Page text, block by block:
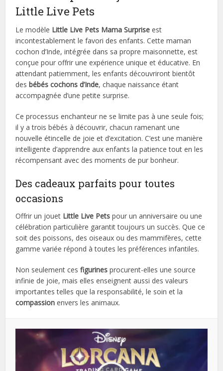
Little Live Pets
Le modèle Little Live Pets Mama Surprise est
incontestablement le favori des enfants. Cette maman
cochon d’Inde, intégrée dans sa propre maisonnette, est
conçue pour offrir une expérience unique et éducative. En
attendant patiemment, les enfants découvriront bientôt
des bébés cochons d’Inde, chaque naissance étant
accompagnée d’une petite surprise.
Ce processus enchanteur ne se limite pas à une seule fois;
il y a trois bébés à découvrir, chacun ramenant une
nouvelle étincelle de joie et d’excitation. C’est une manière
intelligente d’apprendre aux enfants la patience tout en les
récompensant avec des moments de pur bonheur.
Des cadeaux parfaits pour toutes
occasions
Offrir un jouet Little Live Pets pour un anniversaire ou une
célébration particulière garantit toujours un succès. Que ce
soit des poissons, des oiseaux ou des mammifères, cette
gamme variée répond à toutes les préférences infantiles.
Non seulement cesfigurines procurent-elles une source
infinie de joie, mais elles enseignent aussi des valeurs
importantes telles que la responsabilité, le soin et la
compassion envers les animaux.